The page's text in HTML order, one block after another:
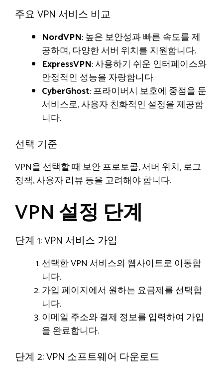
주요 VPN 서비스 비교
NordVPN: 높은 보안성과 빠른 속도를 제
공하며, 다양한 서버 위치를 지원합니다.
ExpressVPN: 사용하기 쉬운 인터페이스와
안정적인 성능을 자랑합니다.
CyberGhost: 프라이버시 보호에 중점을 둔
서비스로, 사용자 친화적인 설정을 제공합
니다.
선택 기준
VPN을 선택할 때 보안 프로토콜, 서버 위치, 로그
정책, 사용자 리뷰 등을 고려해야 합니다.
VPN 설정 단계
단계 1: VPN 서비스 가입
선택한 VPN 서비스의 웹사이트로 이동합
니다.
가입 페이지에서 원하는 요금제를 선택합
니다.
이메일 주소와 결제 정보를 입력하여 가입
을 완료합니다.
단계 2: VPN 소프트웨어 다운로드